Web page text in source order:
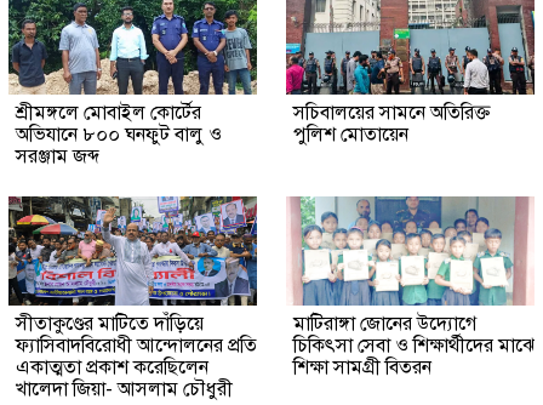
শ্রীমঙ্গলে মোবাইল কোর্টের
অভিযানে ৮০০ ঘনফুট বালু ও
সরঞ্জাম জব্দ
সচিবালয়ের সামনে অতিরিক্ত
পুলিশ মোতায়েন
সীতাকুণ্ডের মাটিতে দাঁড়িয়ে
ফ্যাসিবাদবিরোধী আন্দোলনের প্রতি
একাত্মতা প্রকাশ করেছিলেন
খালেদা জিয়া- আসলাম চৌধুরী
মাটিরাঙ্গা জোনের উদ্যোগে
চিকিৎসা সেবা ও শিক্ষার্থীদের মাঝে
শিক্ষা সামগ্রী বিতরন